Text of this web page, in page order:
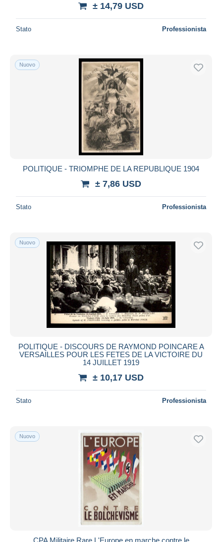
± 14,79 USD
Stato Professionista
Nuovo
POLITIQUE - TRIOMPHE DE LA REPUBLIQUE 1904
± 7,86 USD
Stato Professionista
Nuovo
POLITIQUE - DISCOURS DE RAYMOND POINCARE A
VERSAILLES POUR LES FETES DE LA VICTOIRE DU
14 JUILLET 1919
± 10,17 USD
Stato Professionista
Nuovo
CPA Militaire Rare L'Europe en marche contre le